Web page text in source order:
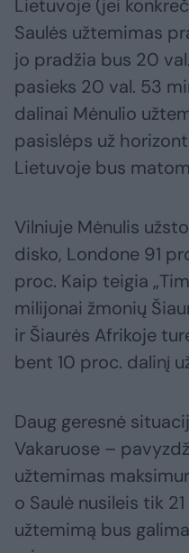
Lietuvoje (jei
Saulės užtemimas
jo pradžia bus 20
pasieks 20 val. 53
dalinai Mėnulio
pasislėps už
Lietuvoje bus
Vilniuje Mėnulis
disko, Londone 91
proc. Kaip teigia
milijonai žmonių
ir Šiaurės Afrikoje
bent 10 proc. dalinį
Daug geresnė
Vakaruose –
užtemimas
o Saulė nusileis tik
užtemimą bus